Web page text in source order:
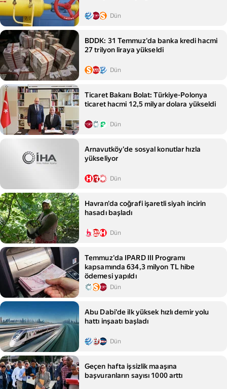
Dün
BDDK: 31 Temmuz'da banka kredi hacmi
27 trilyon liraya yükseldi
Dün
Ticaret Bakanı Bolat: Türkiye-Polonya
ticaret hacmi 12,5 milyar dolara yükseldi
Dün
Arnavutköy'de sosyal konutlar hızla
yükseliyor
Dün
Havran'da coğrafi işaretli siyah incirin
hasadı başladı
Dün
Temmuz'da IPARD III Programı
kapsamında 634,3 milyon TL hibe
ödemesi yapıldı
Dün
Abu Dabi'de ilk yüksek hızlı demir yolu
hattı inşaatı başladı
Dün
Geçen hafta işsizlik maaşına
başvuranların sayısı 1000 arttı